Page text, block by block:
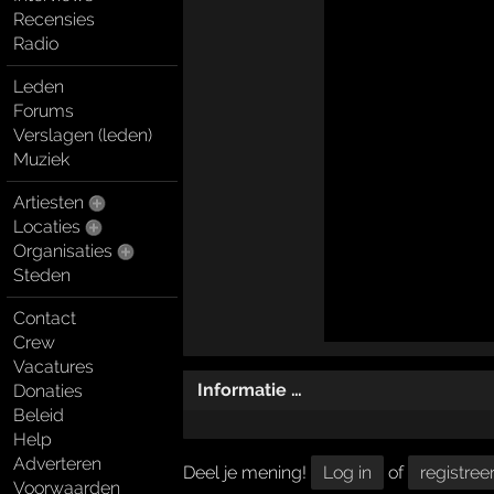
Recensies
Radio
Leden
Forums
Verslagen (leden)
Muziek
Artiesten
Locaties
Organisaties
Steden
Contact
Crew
Vacatures
Donaties
Beleid
Help
Adverteren
Voorwaarden
Informatie …
Deel je mening! Log in of registreer